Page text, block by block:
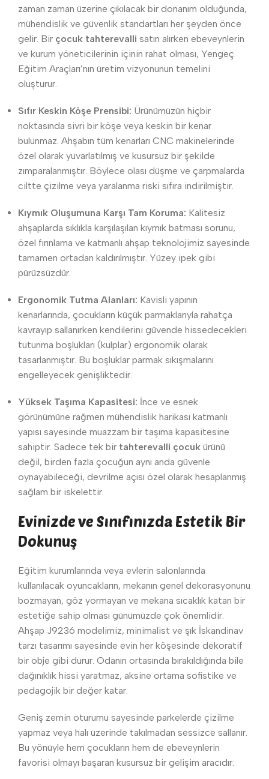
zaman zaman üzerine çıkılacak bir donanım olduğunda,
mühendislik ve güvenlik standartları her şeyden önce
gelir. Bir çocuk tahterevalli satın alırken ebeveynlerin
ve kurum yöneticilerinin içinin rahat olması, Yengeç
Eğitim Araçları’nın üretim vizyonunun temelini
oluşturur.
Sıfır Keskin Köşe Prensibi: Ürünümüzün hiçbir
noktasında sivri bir köşe veya keskin bir kenar
bulunmaz. Ahşabın tüm kenarları CNC makinelerinde
özel olarak yuvarlatılmış ve kusursuz bir şekilde
zımparalanmıştır. Böylece olası düşme ve çarpmalarda
ciltte çizilme veya yaralanma riski sıfıra indirilmiştir.
Kıymık Oluşumuna Karşı Tam Koruma: Kalitesiz
ahşaplarda sıklıkla karşılaşılan kıymık batması sorunu,
özel fırınlama ve katmanlı ahşap teknolojimiz sayesinde
tamamen ortadan kaldırılmıştır. Yüzey ipek gibi
pürüzsüzdür.
Ergonomik Tutma Alanları: Kavisli yapının
kenarlarında, çocukların küçük parmaklarıyla rahatça
kavrayıp sallanırken kendilerini güvende hissedecekleri
tutunma boşlukları (kulplar) ergonomik olarak
tasarlanmıştır. Bu boşluklar parmak sıkışmalarını
engelleyecek genişliktedir.
Yüksek Taşıma Kapasitesi: İnce ve esnek
görünümüne rağmen mühendislik harikası katmanlı
yapısı sayesinde muazzam bir taşıma kapasitesine
sahiptir. Sadece tek bir tahterevalli çocuk ürünü
değil, birden fazla çocuğun aynı anda güvenle
oynayabileceği, devrilme açısı özel olarak hesaplanmış
sağlam bir iskelettir.
Evinizde ve Sınıfınızda Estetik Bir
Dokunuş
Eğitim kurumlarında veya evlerin salonlarında
kullanılacak oyuncakların, mekanın genel dekorasyonunu
bozmayan, göz yormayan ve mekana sıcaklık katan bir
estetiğe sahip olması günümüzde çok önemlidir.
Ahşap J9236 modelimiz, minimalist ve şık İskandinav
tarzı tasarımı sayesinde evin her köşesinde dekoratif
bir obje gibi durur. Odanın ortasında bırakıldığında bile
dağınıklık hissi yaratmaz, aksine ortama sofistike ve
pedagojik bir değer katar.
Geniş zemin oturumu sayesinde parkelerde çizilme
yapmaz veya halı üzerinde takılmadan sessizce sallanır.
Bu yönüyle hem çocukların hem de ebeveynlerin
favorisi olmayı başaran kusursuz bir gelişim aracıdır.